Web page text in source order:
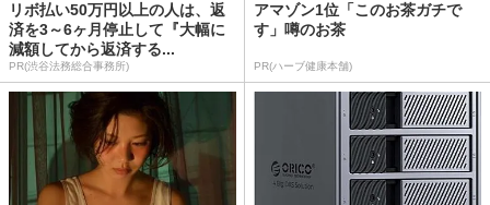
リボ払い50万円以上の人は、返
済を3～6ヶ月停止して『大幅に
減額してから返済する...
PR(渋谷法務総合事務所)
アマゾン1位「このお茶ガチで
す」噂のお茶
PR(ハーブ健康本舗)